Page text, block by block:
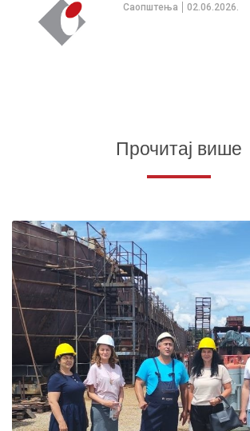
Саопштења 02.06.2026.
Прочитај више